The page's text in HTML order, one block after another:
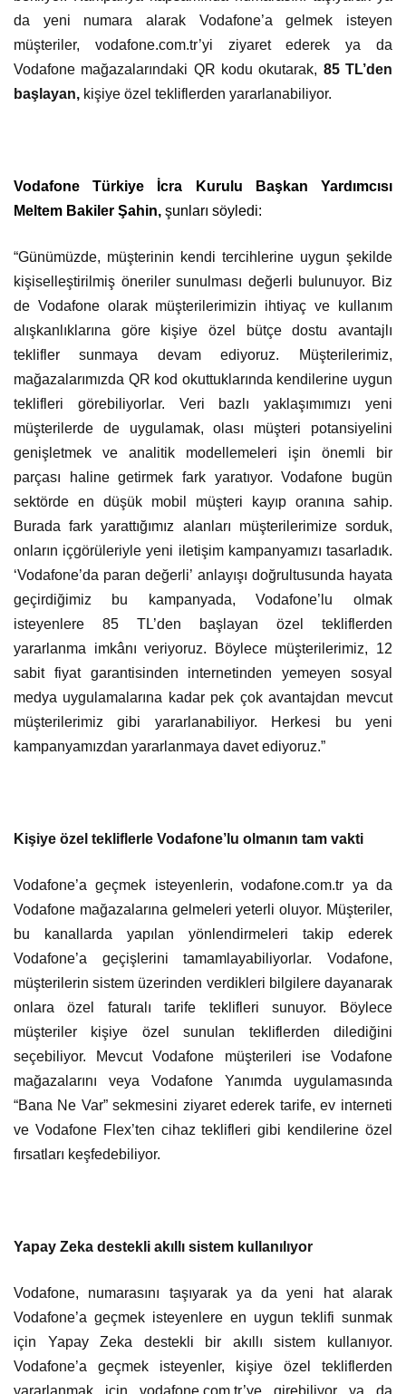
da yeni numara alarak Vodafone’a gelmek isteyen
müşteriler, vodafone.com.tr’yi ziyaret ederek ya da
Vodafone mağazalarındaki QR kodu okutarak, 85 TL’den
başlayan, kişiye özel tekliflerden yararlanabiliyor.
Vodafone Türkiye İcra Kurulu Başkan Yardımcısı
Meltem Bakiler Şahin,şunları söyledi:
“Günümüzde, müşterinin kendi tercihlerine uygun şekilde
kişiselleştirilmiş öneriler sunulması değerli bulunuyor. Biz
de Vodafone olarak müşterilerimizin ihtiyaç ve kullanım
alışkanlıklarına göre kişiye özel bütçe dostu avantajlı
teklifler sunmaya devam ediyoruz. Müşterilerimiz,
mağazalarımızda QR kod okuttuklarında kendilerine uygun
teklifleri görebiliyorlar. Veri bazlı yaklaşımımızı yeni
müşterilerde de uygulamak, olası müşteri potansiyelini
genişletmek ve analitik modellemeleri işin önemli bir
parçası haline getirmek fark yaratıyor. Vodafone bugün
sektörde en düşük mobil müşteri kayıp oranına sahip.
Burada fark yarattığımız alanları müşterilerimize sorduk,
onların içgörüleriyle yeni iletişim kampanyamızı tasarladık.
‘Vodafone’da paran değerli’ anlayışı doğrultusunda hayata
geçirdiğimiz bu kampanyada, Vodafone’lu olmak
isteyenlere 85 TL’den başlayan özel tekliflerden
yararlanma imkânı veriyoruz. Böylece müşterilerimiz, 12
sabit fiyat garantisinden internetinden yemeyen sosyal
medya uygulamalarına kadar pek çok avantajdan mevcut
müşterilerimiz gibi yararlanabiliyor. Herkesi bu yeni
kampanyamızdan yararlanmaya davet ediyoruz.”
Kişiye özel tekliflerle Vodafone’lu olmanın tam vakti
Vodafone’a geçmek isteyenlerin, vodafone.com.tr ya da
Vodafone mağazalarına gelmeleri yeterli oluyor. Müşteriler,
bu kanallarda yapılan yönlendirmeleri takip ederek
Vodafone’a geçişlerini tamamlayabiliyorlar. Vodafone,
müşterilerin sistem üzerinden verdikleri bilgilere dayanarak
onlara özel faturalı tarife teklifleri sunuyor. Böylece
müşteriler kişiye özel sunulan tekliflerden dilediğini
seçebiliyor. Mevcut Vodafone müşterileri ise Vodafone
mağazalarını veya Vodafone Yanımda uygulamasında
“Bana Ne Var” sekmesini ziyaret ederek tarife, ev interneti
ve Vodafone Flex’ten cihaz teklifleri gibi kendilerine özel
fırsatları keşfedebiliyor.
Yapay Zeka destekli akıllı sistem kullanılıyor
Vodafone, numarasını taşıyarak ya da yeni hat alarak
Vodafone’a geçmek isteyenlere en uygun teklifi sunmak
için Yapay Zeka destekli bir akıllı sistem kullanıyor.
Vodafone’a geçmek isteyenler, kişiye özel tekliflerden
yararlanmak için vodafone.com.tr’ye girebiliyor ya da